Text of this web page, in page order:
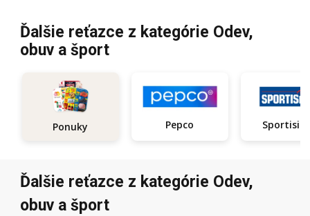
Ďalšie reťazce z kategórie Odev,
obuv a šport
Ponuky Pepco
Ďalšie reťazce z kategórie Odev,
obuv a šport